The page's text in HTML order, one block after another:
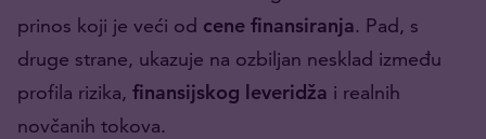
prinos koji je veći od cene finansiranja. Pad, s
druge strane, ukazuje na ozbiljan nesklad između
profila rizika, finansijskog leveridža i realnih
novčanih tokova.